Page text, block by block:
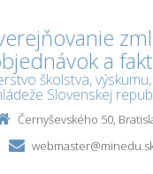
a
školstva,
Slovenskej
Černyševského 50,